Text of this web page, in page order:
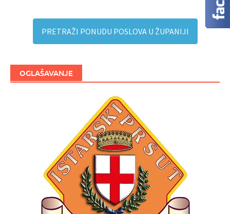
PRETRAŽI PONUDU POSLOVA U ŽUPANIJI
OGLAŠAVANJE